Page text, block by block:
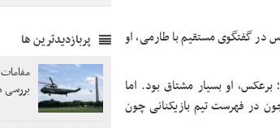
در گفتگوی مستقیم با طارمی، او
او بسیار مشتاق بود. اما
در فهرست تیم بازیکنانی چون
پربازدیدترین ها
بررسی